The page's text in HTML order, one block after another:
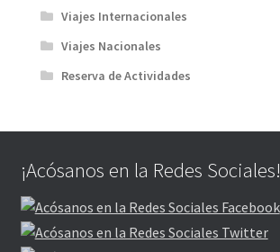
Viajes Internacionales
Viajes Nacionales
Reserva de Actividades
¡Acósanos en la Redes Sociales!